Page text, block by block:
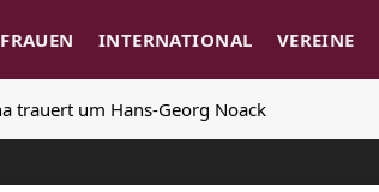
FRAUEN INTERNATIONAL VEREINE
trauert um Hans-Georg Noack